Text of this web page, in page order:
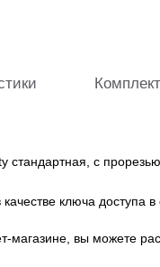
стандартная, с
ключа доступа
магазине, вы можете